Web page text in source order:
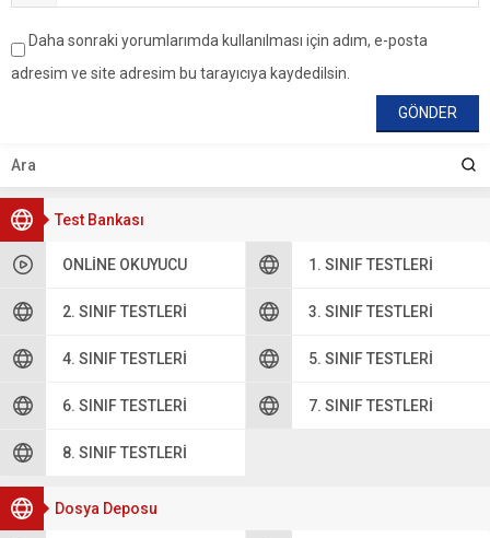
Test Bankası
ONLINE OKUYUCU 1. SINIF TESTLERI
2. SINIF TESTLERI 3. SINIF TESTLERI
4. SINIF TESTLERI 5. SINIF TESTLERI
6. SINIF TESTLERI 7. SINIF TESTLERI
8. SINIF TESTLERI
Dosya Deposu
Daha sonraki yorumlarımda kullanılması için adım, e-posta
adresim ve site adresim bu tarayıcıya kaydedilsin.